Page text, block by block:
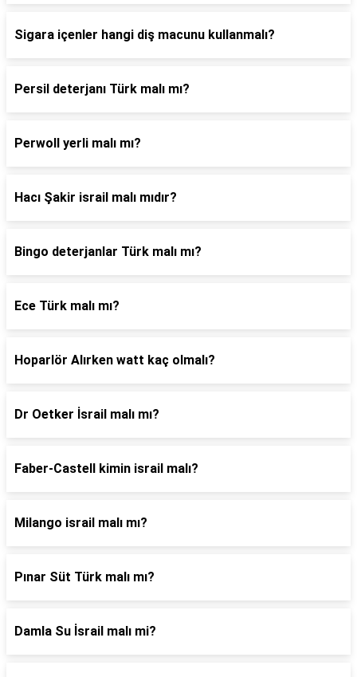
Sigara içenler hangi diş macunu kullanmalı?
Persil deterjanı Türk malı mı?
Perwoll yerli malı mı?
Hacı Şakir israil malı mıdır?
Bingo deterjanlar Türk malı mı?
Ece Türk malı mı?
Hoparlör Alırken watt kaç olmalı?
Dr Oetker İsrail malı mı?
Faber-Castell kimin israil malı?
Milango israil malı mı?
Pınar Süt Türk malı mı?
Damla Su İsrail malı mi?